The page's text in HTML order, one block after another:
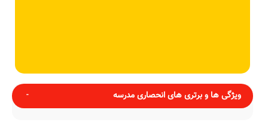
ویژگی ها و برتری های انحصاری مدرسه